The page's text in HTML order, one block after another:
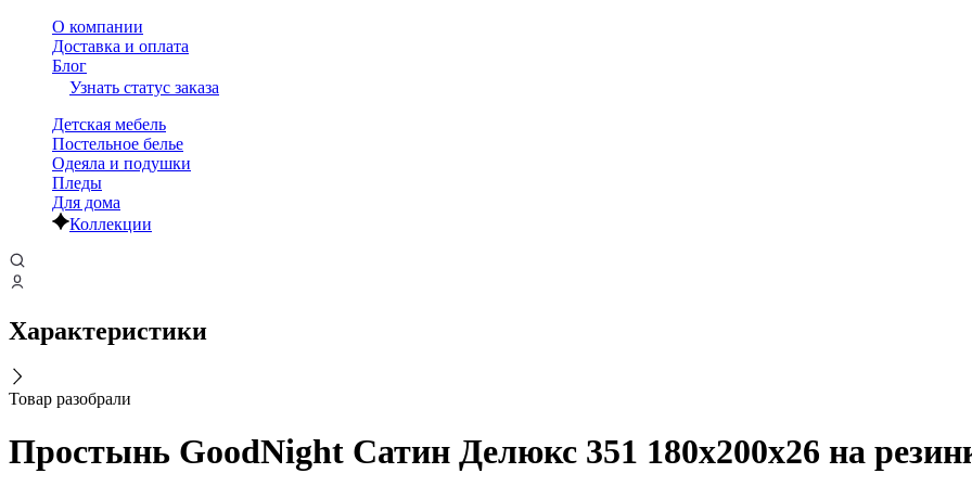
О компании
Доставка и оплата
Блог
Узнать статус заказа
Детская мебель
Постельное белье
Одеяла и подушки
Пледы
Для дома
Коллекции
Характеристики
Товар разобрали
Простынь GoodNight Сатин Делюкс 351 180х200х26 на